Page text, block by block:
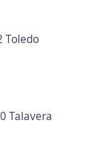
Toledo
Talavera